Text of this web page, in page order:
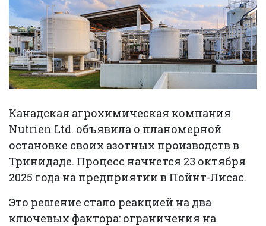
Канадская агрохимическая компания
Nutrien Ltd. объявила о планомерной
остановке своих азотных производств в
Тринидаде. Процесс начнется 23 октября
2025 года на предприятии в Пойнт-Лисас.
Это решение стало реакцией на два
ключевых фактора: ограничения на